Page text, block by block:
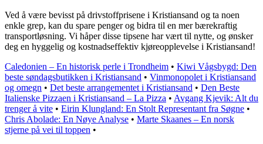
Ved å være bevisst på drivstoffprisene i Kristiansand og ta noen
enkle grep, kan du spare penger og bidra til en mer bærekraftig
transportløsning. Vi håper disse tipsene har vært til nytte, og ønsker
deg en hyggelig og kostnadseffektiv kjøreopplevelse i Kristiansand!
Caledonien – En historisk perle i Trondheim • Kiwi Vågsbygd: Den
beste søndagsbutikken i Kristiansand • Vinmonopolet i Kristiansand
og omegn • Det beste arrangementet i Kristiansand • Den Beste
Italienske Pizzaen i Kristiansand – La Pizza • Avgang Kjevik: Alt du
trenger å vite • Eirin Klungland: En Stolt Representant fra Søgne •
Chris Abolade: En Nøye Analyse • Marte Skaanes – En norsk
stjerne på vei til toppen •